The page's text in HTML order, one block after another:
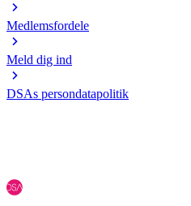
Medlemsfordele
Meld dig ind
DSAs persondatapolitik